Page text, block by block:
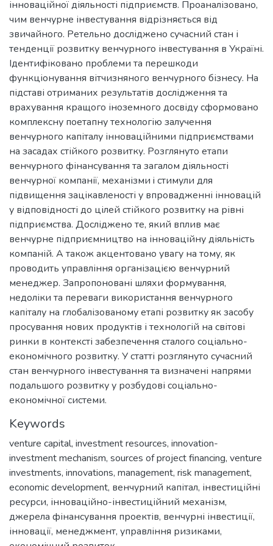
інноваційної діяльності підприємств. Проаналізовано,
чим венчурне інвестування відрізняється від
звичайного. Ретельно досліджено сучасний стан і
тенденції розвитку венчурного інвестування в Україні.
Ідентифіковано проблеми та перешкоди
функціонування вітчизняного венчурного бізнесу. На
підставі отриманих результатів дослідження та
врахування кращого іноземного досвіду сформовано
комплексну поетапну технологію залучення
венчурного капіталу інноваційними підприємствами
на засадах стійкого розвитку. Розглянуто етапи
венчурного фінансування та загалом діяльності
венчурної компанії, механізми i стимули для
підвищення зацікавленості у впровадженні інновацій
у відповідності до цілей стійкого розвитку на рівні
підприємства. Досліджено те, який вплив має
венчурне підприємництво на інноваційну діяльність
компаній. А також акцентовано увагу на тому, як
проводить управління організацією венчурний
менеджер. Запропоновані шляхи формування,
недоліки та переваги використання венчурного
капіталу на глобалізованому етапі розвитку як засобу
просування нових продуктів і технологій на світові
ринки в контексті забезпечення сталого соціально-
економічного розвитку. У статті розглянуто сучасний
стан венчурного інвестування та визначені напрями
подальшого розвитку у розбудові соціально-
економічної системи.
Keywords
venture capital, investment resources, innovation-
investment mechanism, sources of project financing, venture
investments, innovations, management, risk management,
economic development, венчурний капітал, інвестиційні
ресурси, інноваційно-інвестиційний механізм,
джерела фінансування проектів, венчурні інвестиції,
інновації, менеджмент, управління ризиками,